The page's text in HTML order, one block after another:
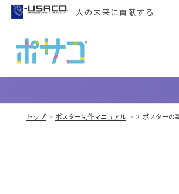
メインコンテンツへスキップ
人の未来に貢献する
トップ ポスター制作マニュアル 2. ポスターの